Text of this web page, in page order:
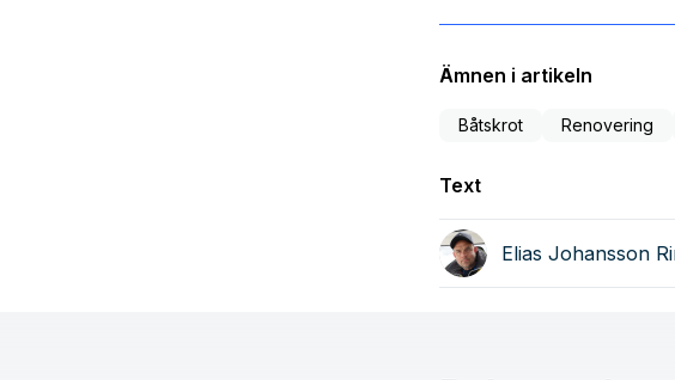
Ämnen i artikeln
Båtskrot Renovering
Text
Elias Johansson